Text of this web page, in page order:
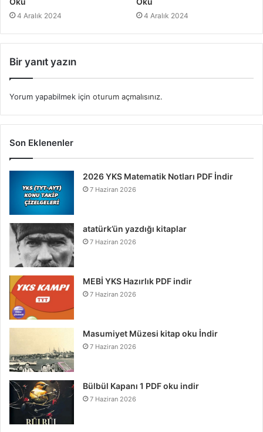
4 Aralık 2024 4 Aralık 2024
Bir yanıt yazın
Yorum yapabilmek için oturum açmalısınız.
Son Eklenenler
2026 YKS Matematik Notları PDF İndir
7 Haziran 2026
atatürk’ün yazdığı kitaplar
7 Haziran 2026
MEBİ YKS Hazırlık PDF indir
7 Haziran 2026
Masumiyet Müzesi kitap oku İndir
7 Haziran 2026
Bülbül Kapanı 1 PDF oku indir
7 Haziran 2026